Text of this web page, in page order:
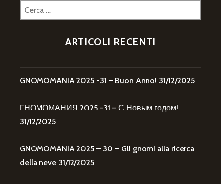
Ricerca
per:
ARTICOLI RECENTI
GNOMOMANIA 2025 -31 – Buon Anno! 31/12/2025
ГНОМОМАНИЯ 2025 -31 – С Новым годом!
31/12/2025
GNOMOMANIA 2025 – 30 – Gli gnomi alla ricerca
della neve 31/12/2025